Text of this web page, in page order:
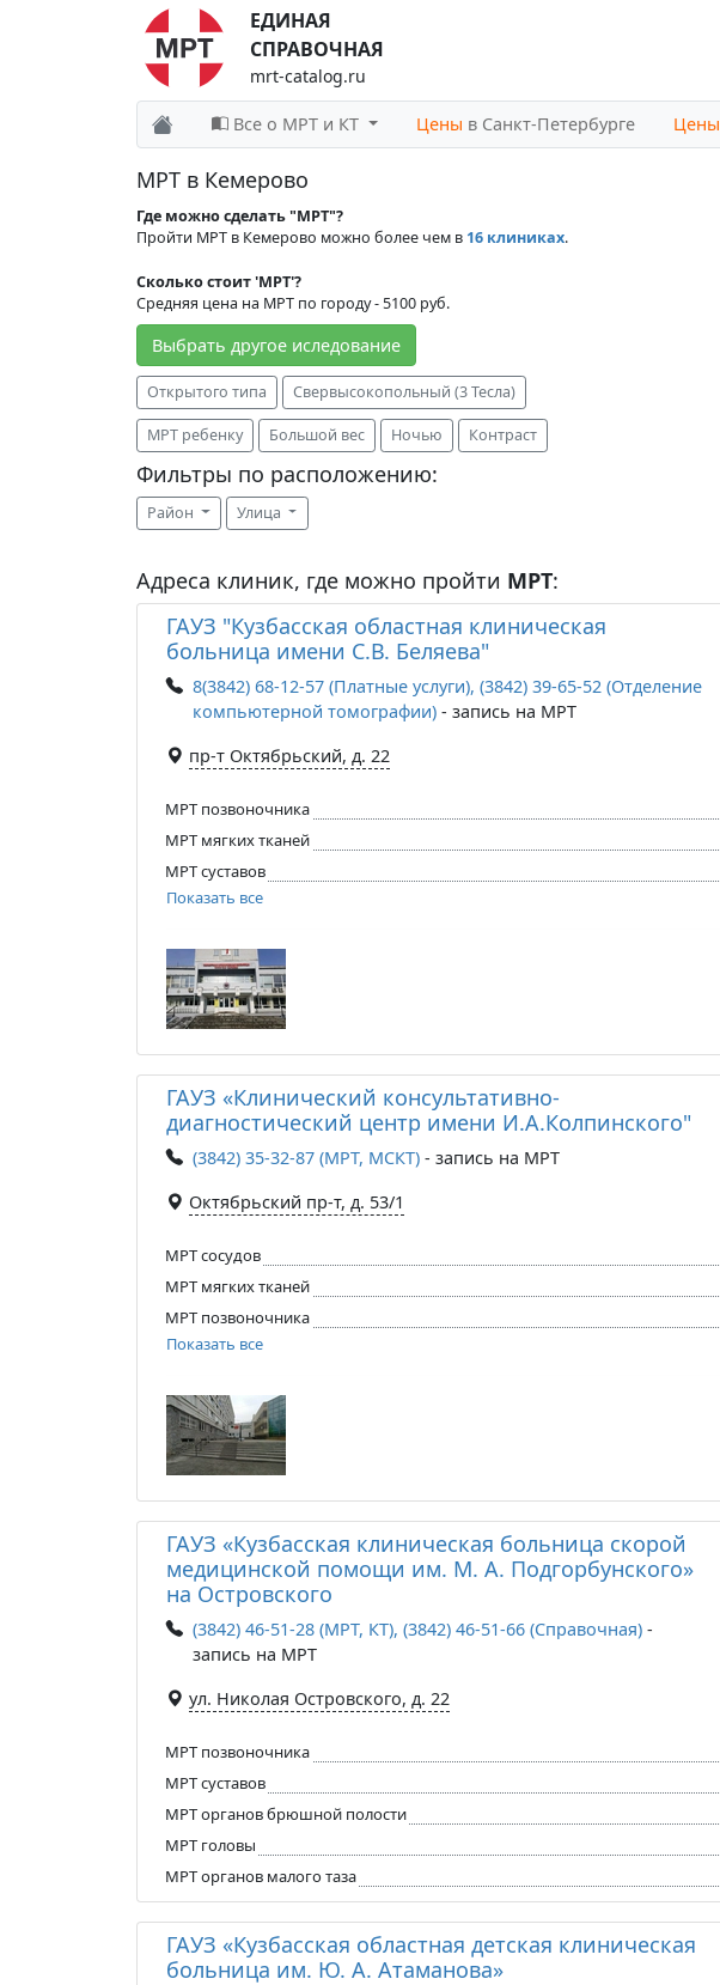
ЕДИНАЯ
СПРАВОЧНАЯ
mrt-catalog.ru
Все о МРТ и КТ Цены в Санкт-Петербурге Цены
МРТ в Кемерово
Где можно сделать "МРТ"?
Пройти МРТ в Кемерово можно более чем в 16 клиниках.
Сколько стоит 'МРТ'?
Средняя цена на МРТ по городу - 5100 руб.
Выбрать другое иследование
Открытого типа Свервысокопольный (3 Тесла)
МРТ ребенку Большой вес Ночью Контраст
Фильтры по расположению:
Район Улица
Адреса клиник, где можно пройти МРТ:
ГАУЗ "Кузбасская областная клиническая
больница имени С.В. Беляева"
8(3842) 68-12-57 (Платные услуги), (3842) 39-65-52 (Отделение
компьютерной томографии) - запись на МРТ
пр-т Октябрьский, д. 22
МРТ позвоночника
МРТ мягких тканей
МРТ суставов
Показать все
ГАУЗ «Клинический консультативно-
диагностический центр имени И.А.Колпинского"
(3842) 35-32-87 (МРТ, МСКТ) - запись на МРТ
Октябрьский пр-т, д. 53/1
МРТ сосудов
МРТ мягких тканей
МРТ позвоночника
Показать все
ГАУЗ «Кузбасская клиническая больница скорой
медицинской помощи им. М. А. Подгорбунского»
на Островского
(3842) 46-51-28 (МРТ, КТ), (3842) 46-51-66 (Справочная) -
запись на МРТ
ул. Николая Островского, д. 22
МРТ позвоночника
МРТ суставов
МРТ органов брюшной полости
МРТ головы
МРТ органов малого таза
ГАУЗ «Кузбасская областная детская клиническая
больница им. Ю. А. Атаманова»